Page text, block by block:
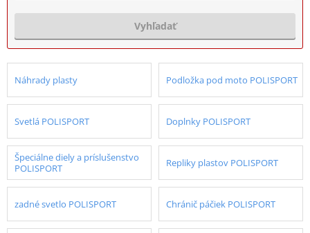
Vyhľadať
Náhrady plasty Podložka pod moto POLISPORT
Svetlá POLISPORT Doplnky POLISPORT
Špeciálne diely a príslušenstvo
POLISPORT
Repliky plastov POLISPORT
zadné svetlo POLISPORT Chránič páčiek POLISPORT